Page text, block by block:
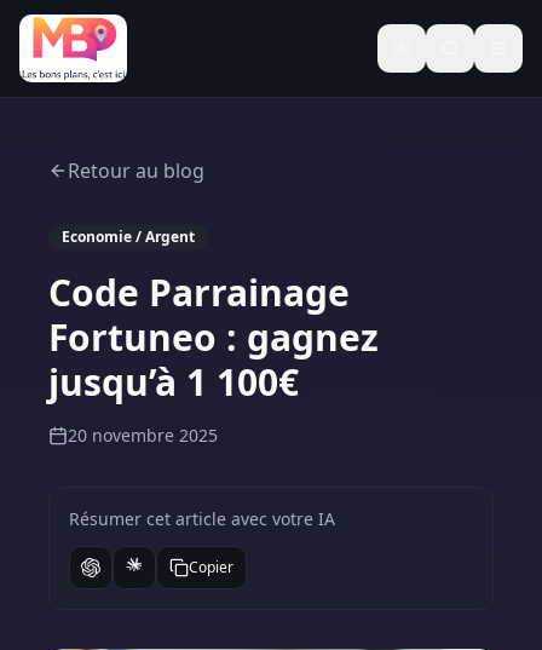
Basculer le
Retour au blog
Economie / Argent
Code Parrainage
Fortuneo : gagnez
jusqu’à 1 100€
20 novembre 2025
Résumer cet article avec votre IA
Copier